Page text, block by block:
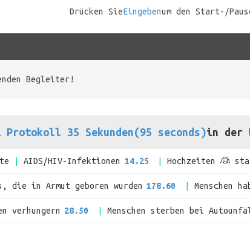
Drücken SieEingebenum den Start-/
Begleiter!
Protokoll 35 Sekunden(95 seconds)in der
AIDS/HIV-Infektionen 14.25 Hochzeiten 👰
die in Armut geboren wurden 178.60 Menschen
verhungern 28.50 Menschen sterben bei